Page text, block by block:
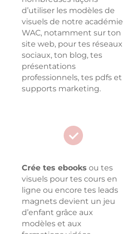
d’utiliser les modèles de
visuels de notre académie
WAC, notamment sur ton
site web, pour tes réseaux
sociaux, ton blog, tes
présentations
professionnels, tes pdfs et
supports marketing.
Crée tes ebooks ou tes
visuels pour tes cours en
ligne ou encore tes leads
magnets devient un jeu
d’enfant grâce aux
modèles et aux